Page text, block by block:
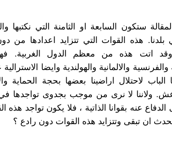
ستكون السابعة او الثامنة التي نكتبها
بلدنا. هذه القوات التي تتزايد اعدادها من
اتت هذه من معظم الدول الغربية.
والفرنسية والالمانية والهولندية وايضا
الباب لاحتلال اراضينا بعضها بحجة الحماية
ولاننا لا نرى من موجب بجدوى تواجدها في
عنه بقوانا الذاتية ، فلا يكون تواجد هذه
ان تبقى وتتزايد هذه القوات دون رادع ؟